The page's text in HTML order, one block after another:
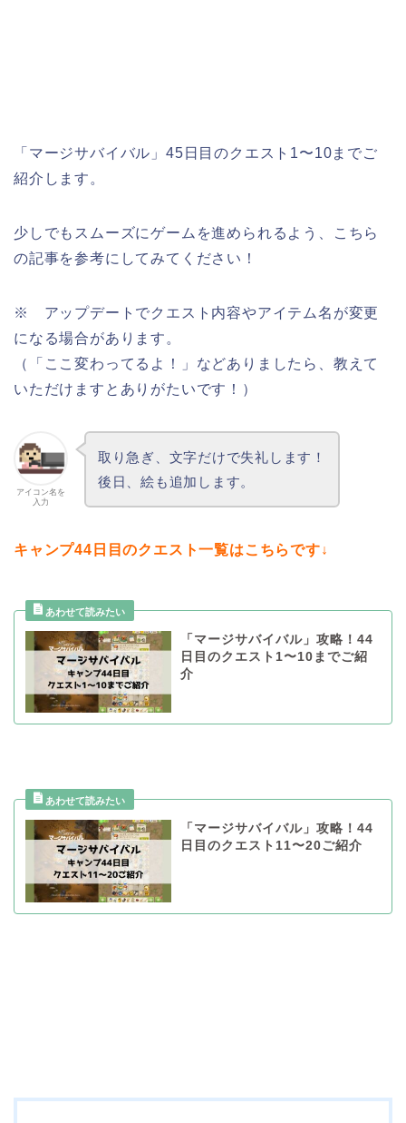
「マージサバイバル」45日目のクエスト1〜10までご
紹介します。
少しでもスムーズにゲームを進められるよう、こちら
の記事を参考にしてみてください！
※ アップデートでクエスト内容やアイテム名が変更
になる場合があります。
（「ここ変わってるよ！」などありましたら、教えて
いただけますとありがたいです！）
アイコン名を
入力
取り急ぎ、文字だけで失礼します！
後日、絵も追加します。
キャンプ44日目のクエスト一覧はこちらです↓
「マージサバイバル」攻略！44
日目のクエスト1〜10までご紹
介
「マージサバイバル」攻略！44
日目のクエスト11〜20ご紹介